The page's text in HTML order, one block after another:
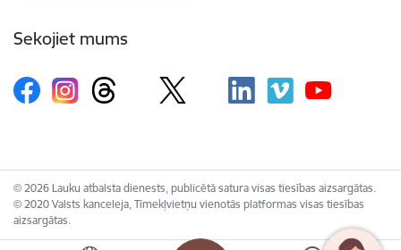
Sekojiet mums
© 2026 Lauku atbalsta dienests, publicētā satura visas tiesības aizsargātas.
© 2020 Valsts kanceleja, Tīmekļvietņu vienotās platformas visas tiesības
aizsargātas.